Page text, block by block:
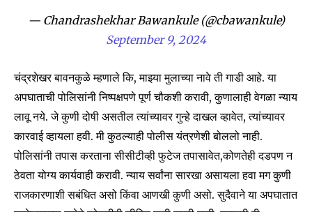
or click the subscribe button below. Don't worry, we respect
SUBSCRIBE
I've read and accept thePrivacy Policy.
— Chandrashekhar Bawankule (@cbawankule)
September 9, 2024
चंद्रशेखर बावनकुळे म्हणाले कि, माझ्या मुलाच्या नावे ती गाडी आहे. या
अपघाताची पोलिसांनी निष्पक्षपणे पूर्ण चौकशी करावी, कुणालाही वेगळा न्याय
लावू नये. जे कुणी दोषी असतील त्यांच्यावर गुन्हे दाखल व्हावेत, त्यांच्यावर
कारवाई व्हायला हवी. मी कुठल्याही पोलीस यंत्रणेशी बोललो नाही.
पोलिसांनी तपास करताना सीसीटीव्ही फुटेज तपासावेत,कोणतेही दडपण न
ठेवता योग्य कार्यवाही करावी. न्याय सर्वांना सारखा असायला हवा मग कुणी
राजकारणाशी सबंधित असो किंवा आणखी कुणी असो. सुदैवाने या अपघातात